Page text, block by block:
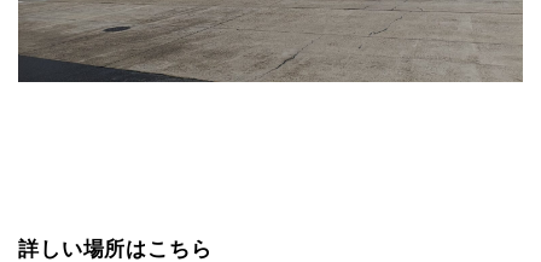
詳しい場所はこちら